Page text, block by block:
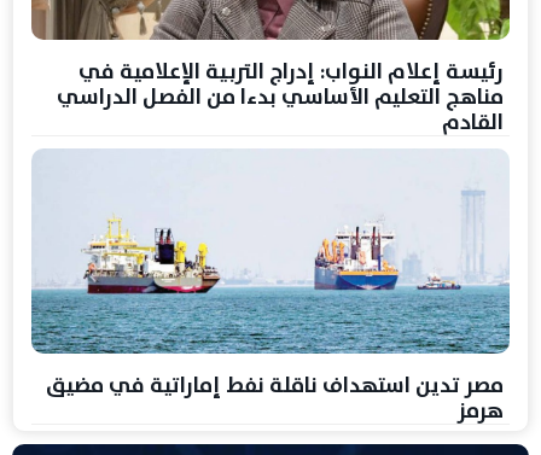
رئيسة إعلام النواب: إدراج التربية الإعلامية في
مناهج التعليم الأساسي بدءا من الفصل الدراسي
القادم
مصر تدين استهداف ناقلة نفط إماراتية في مضيق
هرمز